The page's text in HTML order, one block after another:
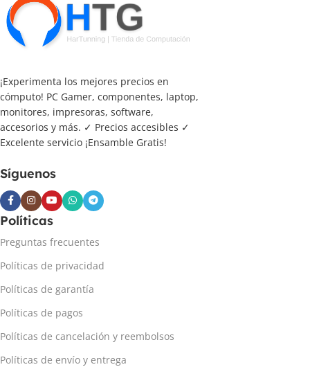
¡Experimenta los mejores precios en
cómputo! PC Gamer, componentes, laptop,
monitores, impresoras, software,
accesorios y más. ✓ Precios accesibles ✓
Excelente servicio ¡Ensamble Gratis!
Síguenos
Políticas
Preguntas frecuentes
Políticas de privacidad
Políticas de garantía
Políticas de pagos
Políticas de cancelación y reembolsos
Políticas de envío y entrega